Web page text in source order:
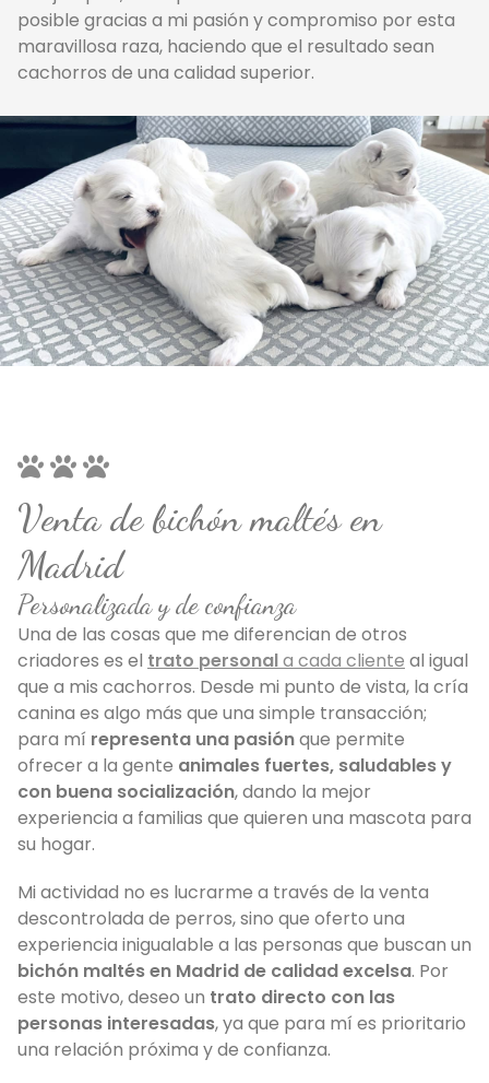
posible gracias a mi pasión y compromiso por esta
maravillosa raza, haciendo que el resultado sean
cachorros de una calidad superior.
Venta de bichón maltés en
Madrid
Personalizada y de confianza
Una de las cosas que me diferencian de otros
criadores es el trato personala cada cliente al igual
que a mis cachorros. Desde mi punto de vista, la cría
canina es algo más que una simple transacción;
para mí representa una pasiónque permite
ofrecer a la gente animales fuertes, saludables y
con buena socialización, dando la mejor
experiencia a familias que quieren una mascota para
su hogar.
Mi actividad no es lucrarme a través de la venta
descontrolada de perros, sino que oferto una
experiencia inigualable a las personas que buscan un
bichón maltés en Madrid de calidad excelsa. Por
este motivo, deseo un trato directo con las
personas interesadas, ya que para mí es prioritario
una relación próxima y de confianza.